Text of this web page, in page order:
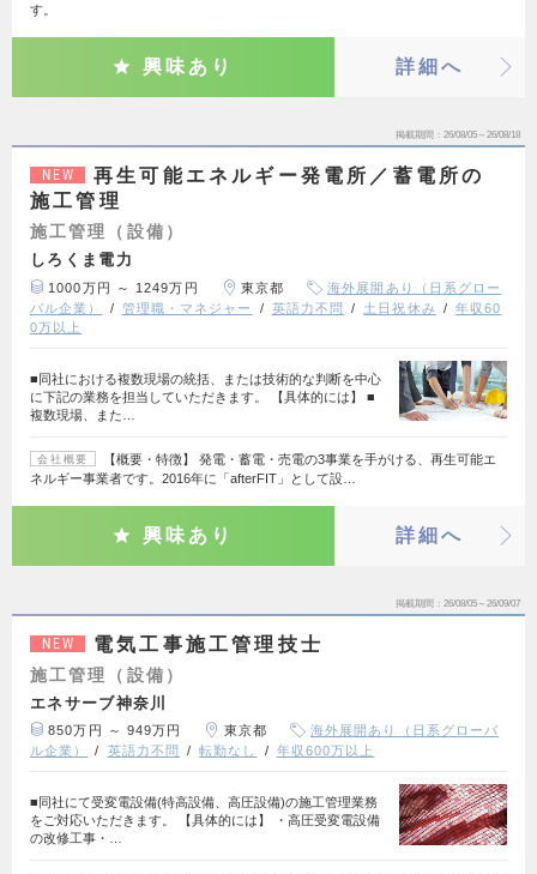
す。
興味あり 詳細へ
掲載期間 26/08/05～26/08/18
NEW
再生可能エネルギー発電所／蓄電所の
施工管理
施工管理（設備）
しろくま電力
1000万円 ～ 1249万円 東京都
海外展開あり（日系グロー
バル企業）
管理職・マネジャー 英語力不問 土日祝休み
年収60
0万以上
■同社における複数現場の統括、または技術的な判断を中心
に下記の業務を担当していただきます。 【具体的には】 ■
複数現場、また…
会社概要
【概要・特徴】 発電・蓄電・売電の3事業を手がける、再生可能エ
ネルギー事業者です。2016年に「afterFIT」として設…
興味あり 詳細へ
掲載期間 26/08/05～26/09/07
NEW 電気工事施工管理技士
施工管理（設備）
エネサーブ神奈川
850万円 ～ 949万円 東京都
海外展開あり（日系グローバ
ル企業）
英語力不問 転勤なし 年収600万以上
■同社にて受変電設備(特高設備、高圧設備)の施工管理業務
をご対応いただきます。 【具体的には】 ・高圧受変電設備
の改修工事・…